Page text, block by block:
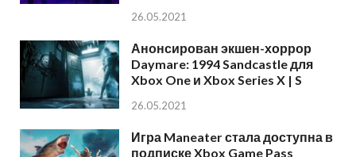
26.05.2021
Анонсирован экшен-хоррор
Daymare: 1994 Sandcastle для
Xbox One и Xbox Series X | S
26.05.2021
Игра Maneater стала доступна в
подписке Xbox Game Pass